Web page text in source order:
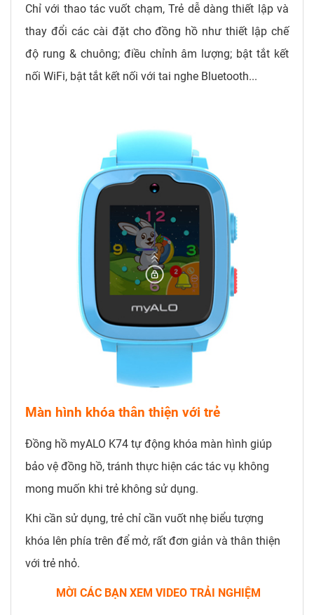
Chỉ với thao tác vuốt chạm, Trẻ dễ dàng thiết lập và
thay đổi các cài đặt cho đồng hồ như thiết lập chế
độ rung & chuông; điều chỉnh âm lượng; bật tắt kết
nối WiFi, bật tắt kết nối với tai nghe Bluetooth...
Màn hình khóa thân thiện với trẻ
Đồng hồ myALO K74 tự động khóa màn hình giúp
bảo vệ đồng hồ, tránh thực hiện các tác vụ không
mong muốn khi trẻ không sử dụng.
Khi cần sử dụng, trẻ chỉ cần vuốt nhẹ biểu tượng
khóa lên phía trên để mở, rất đơn giản và thân thiện
với trẻ nhỏ.
MỜI CÁC BẠN XEM VIDEO TRẢI NGHIỆM